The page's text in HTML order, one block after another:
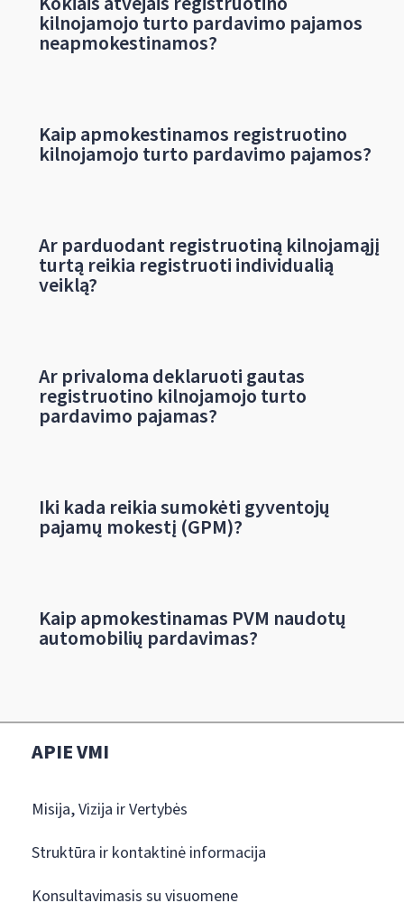
kilnojamojo turto pardavimo pajamos
neapmokestinamos?
Kaip apmokestinamos registruotino
kilnojamojo turto pardavimo pajamos?
Ar parduodant registruotiną kilnojamąjį
turtą reikia registruoti individualią
veiklą?
Ar privaloma deklaruoti gautas
registruotino kilnojamojo turto
pardavimo pajamas?
Iki kada reikia sumokėti gyventojų
pajamų mokestį (GPM)?
Kaip apmokestinamas PVM naudotų
automobilių pardavimas?
APIE VMI
Misija, Vizija ir Vertybės
Struktūra ir kontaktinė informacija
Konsultavimasis su visuomene